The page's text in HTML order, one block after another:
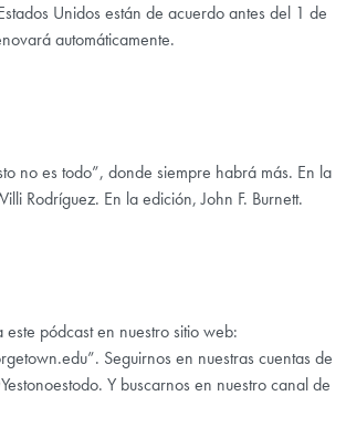
Unidos están de acuerdo antes del 1 de
automáticamente.
no es todo”, donde siempre habrá más. En la
Rodríguez. En la edición, John F. Burnett.
este pódcast en nuestro sitio web:
Seguirnos en nuestras cuentas de
Y buscarnos en nuestro canal de